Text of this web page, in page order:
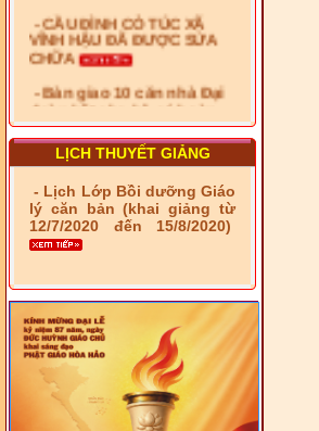
CHỮA
- Bàn giao 10 căn nhà Đại
cảnh khó khăn tại xã Tây
Yên
- LỄ RA QUÂN DẬM VÁ,
SỬA CHỮA LỘ GIAO
THÔNG NÔNG THÔN (XÃ
PHÚ THỌ)
- LỚP TẬP HUẤN LỊCH SỬ,
PHÁP LUẬT VIỆT NAM VÀ
PGHH NHIỆM KỲ VI (2024-
2029) CHO TRỊ SỰ VIÊN
TRUNG ƯƠNG, BAN ĐẠI
DIỆN TỈNH VÀ GIÁO LÝ
VIÊN - CHUYÊN ĐỀ: NHỮNG
VẤN ĐỀ CHUNG VỀ PHÁP
LUẬT VÀ HỆ THỐNG PHÁP
LUẬT VIỆT NAM
LỊCH THUYẾT GIẢNG
- Lịch Lớp Bồi dưỡng Giáo
lý căn bản (khai giảng từ
12/7/2020 đến 15/8/2020)